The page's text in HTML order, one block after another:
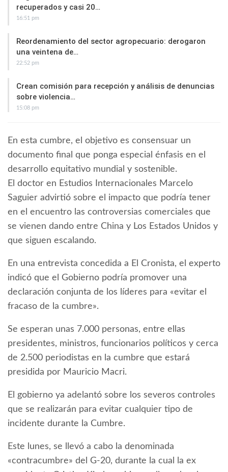
recuperados y casi 20…
16:51 pm
Reordenamiento del sector agropecuario: derogaron
una veintena de…
22:52 pm
Crean comisión para recepción y análisis de denuncias
sobre violencia…
15:08 pm
En esta cumbre, el objetivo es consensuar un
documento final que ponga especial énfasis en el
desarrollo equitativo mundial y sostenible.
El doctor en Estudios Internacionales Marcelo
Saguier advirtió sobre el impacto que podría tener
en el encuentro las controversias comerciales que
se vienen dando entre China y Los Estados Unidos y
que siguen escalando.
En una entrevista concedida a El Cronista, el experto
indicó que el Gobierno podría promover una
declaración conjunta de los líderes para «evitar el
fracaso de la cumbre».
Se esperan unas 7.000 personas, entre ellas
presidentes, ministros, funcionarios políticos y cerca
de 2.500 periodistas en la cumbre que estará
presidida por Mauricio Macri.
El gobierno ya adelantó sobre los severos controles
que se realizarán para evitar cualquier tipo de
incidente durante la Cumbre.
Este lunes, se llevó a cabo la denominada
«contracumbre» del G-20, durante la cual la ex